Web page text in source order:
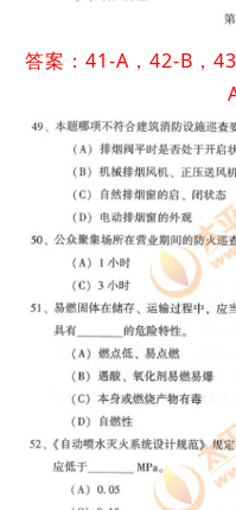
答案：41-A，42-B，